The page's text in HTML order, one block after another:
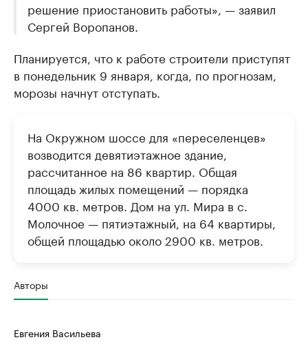
решение приостановить работы», — заявил
Сергей Воропанов.
Планируется, что к работе строители приступят
в понедельник 9 января, когда, по прогнозам,
морозы начнут отступать.
На Окружном шоссе для «переселенцев»
возводится девятиэтажное здание,
рассчитанное на 86 квартир. Общая
площадь жилых помещений — порядка
4000 кв. метров. Дом на ул. Мира в с.
Молочное — пятиэтажный, на 64 квартиры,
общей площадью около 2900 кв. метров.
Авторы
Евгения Васильева